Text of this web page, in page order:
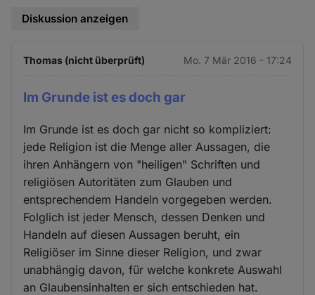
Diskussion anzeigen
Thomas (nicht überprüft) Mo. 7 Mär 2016 - 17:24
Im Grunde ist es doch gar
Im Grunde ist es doch gar nicht so kompliziert:
jede Religion ist die Menge aller Aussagen, die
ihren Anhängern von "heiligen" Schriften und
religiösen Autoritäten zum Glauben und
entsprechendem Handeln vorgegeben werden.
Folglich ist jeder Mensch, dessen Denken und
Handeln auf diesen Aussagen beruht, ein
Religiöser im Sinne dieser Religion, und zwar
unabhängig davon, für welche konkrete Auswahl
an Glaubensinhalten er sich entschieden hat.